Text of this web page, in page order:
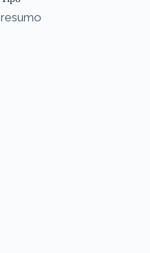
resumo